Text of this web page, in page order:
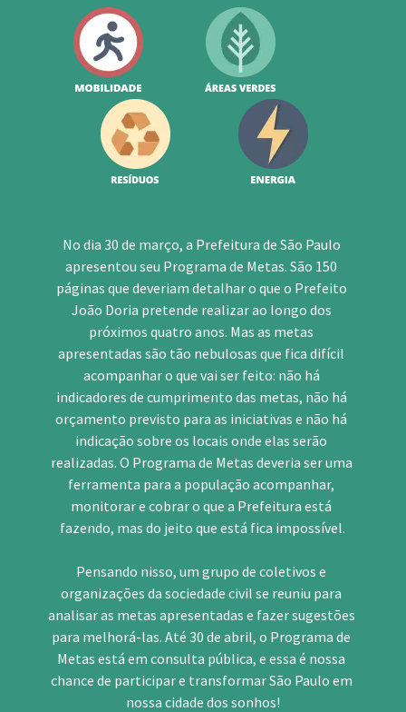
No dia 30 de março, a Prefeitura de São Paulo
apresentou seu Programa de Metas. São 150
páginas que deveriam detalhar o que o Prefeito
João Doria pretende realizar ao longo dos
próximos quatro anos. Mas as metas
apresentadas são tão nebulosas que fica difícil
acompanhar o que vai ser feito: não há
indicadores de cumprimento das metas, não há
orçamento previsto para as iniciativas e não há
indicação sobre os locais onde elas serão
realizadas. O Programa de Metas deveria ser uma
ferramenta para a população acompanhar,
monitorar e cobrar o que a Prefeitura está
fazendo, mas do jeito que está fica impossível.
Pensando nisso, um grupo de coletivos e
organizações da sociedade civil se reuniu para
analisar as metas apresentadas e fazer sugestões
para melhorá-las. Até 30 de abril, o Programa de
Metas está em consulta pública, e essa é nossa
chance de participar e transformar São Paulo em
nossa cidade dos sonhos!